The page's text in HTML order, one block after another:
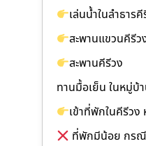
เล่นน้ำในลำธาร
สะพานแขวนคีรีว
สะพานคีรีวง
ทานมื้อเย็น ในหมู่บ้
เข้าที่พักในคีรีวง
ที่พักมีน้อย กรณี